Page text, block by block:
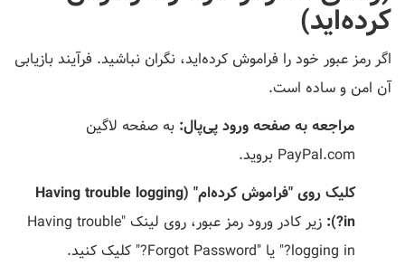
کرده‌اید)
اگر رمز عبور خود را فراموش کرده‌اید، نگران نباشید. فرآیند بازیابی
آن امن و ساده است.
مراجعه به صفحه ورود پی‌پال: به صفحه لاگین
PayPal.com بروید.
کلیک روی "فراموش کرده‌ام" (Having trouble logging
in?):
زیر کادر ورود رمز عبور، روی لینک "Having trouble
logging in?" یا "Forgot Password?" کلیک کنید.